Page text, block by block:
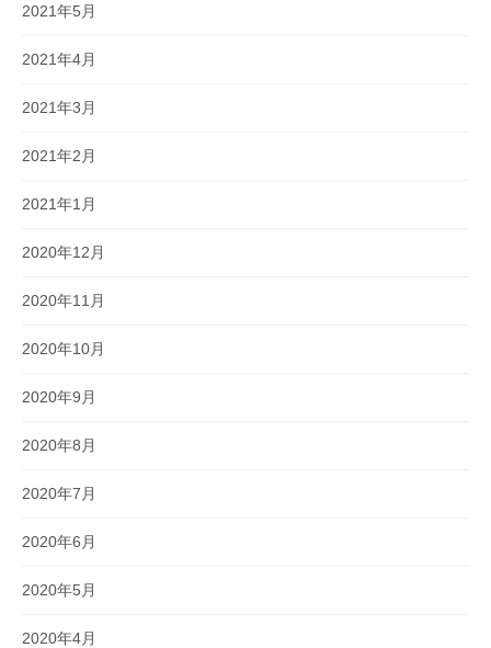
2021年5月
2021年4月
2021年3月
2021年2月
2021年1月
2020年12月
2020年11月
2020年10月
2020年9月
2020年8月
2020年7月
2020年6月
2020年5月
2020年4月